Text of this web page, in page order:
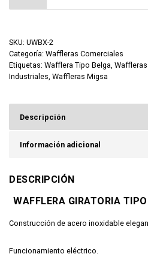
SKU: UWBX-2
Categoría: Waffleras Comerciales
Etiquetas: Wafflera Tipo Belga,
Industriales, Waffleras Migsa
Descripción
Información adicional
DESCRIPCIÓN
WAFFLERA GIRATORIA
Construcción de acero inoxidable
Funcionamiento eléctrico.